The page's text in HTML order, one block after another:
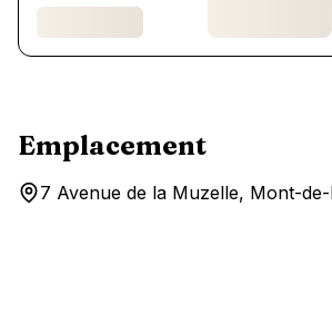
Emplacement
7 Avenue de la Muzelle, Mont-